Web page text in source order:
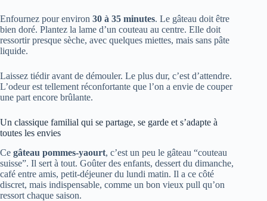
Enfournez pour environ 30 à 35 minutes. Le gâteau doit être
bien doré. Plantez la lame d’un couteau au centre. Elle doit
ressortir presque sèche, avec quelques miettes, mais sans pâte
liquide.
Laissez tiédir avant de démouler. Le plus dur, c’est d’attendre.
L’odeur est tellement réconfortante que l’on a envie de couper
une part encore brûlante.
Un classique familial qui se partage, se garde et s’adapte à
toutes les envies
Ce gâteau pommes-yaourt, c’est un peu le gâteau “couteau
suisse”. Il sert à tout. Goûter des enfants, dessert du dimanche,
café entre amis, petit-déjeuner du lundi matin. Il a ce côté
discret, mais indispensable, comme un bon vieux pull qu’on
ressort chaque saison.